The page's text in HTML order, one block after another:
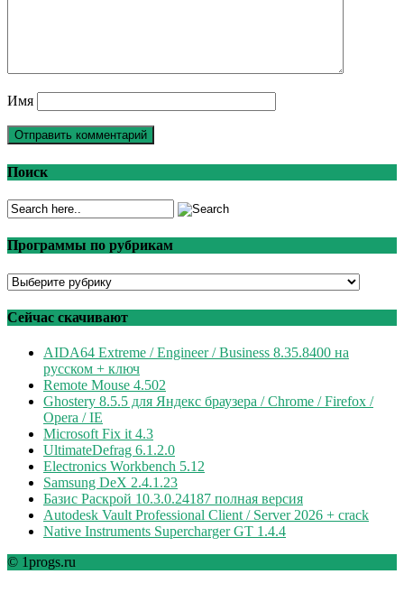
Имя
Поиск
Программы по рубрикам
Программы
рубрикам
Сейчас скачивают
AIDA64 Extreme / Engineer / Business 8.35.8400 на
русском + ключ
Remote Mouse 4.502
Ghostery 8.5.5 для Яндекс браузера / Chrome / Firefox /
Opera / IE
Microsoft Fix it 4.3
UltimateDefrag 6.1.2.0
Electronics Workbench 5.12
Samsung DeX 2.4.1.23
Базис Раскрой 10.3.0.24187 полная версия
Autodesk Vault Professional Client / Server 2026 + crack
Native Instruments Supercharger GT 1.4.4
© 1progs.ru